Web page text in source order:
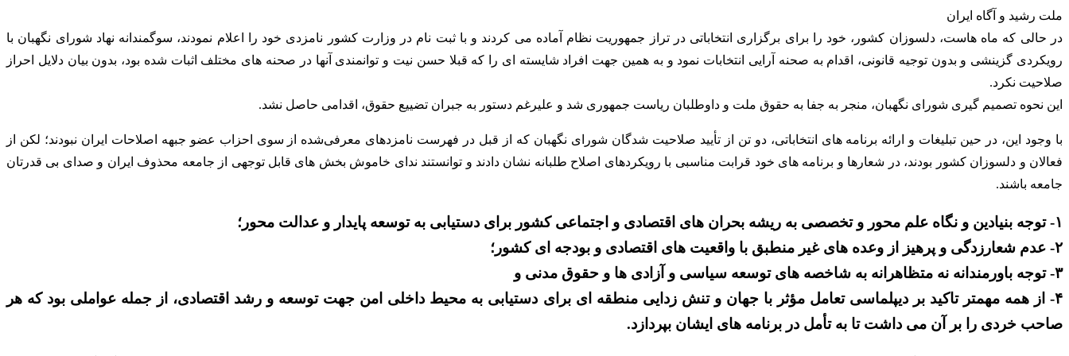
ملت رشید و آگاه ایران
در حالی که ماه هاست، دلسوزان کشور، خود را برای برگزاری انتخاباتی در تراز جمهوریت نظام آماده می کردند و با ثبت نام در وزارت کشور نامزدی خود را اعلام نمودند، سوگمندانه نهاد شورای نگهبان با
رویکردی گزینشی و بدون توجیه قانونی، اقدام به صحنه آرایی انتخابات نمود و به همین جهت افراد شایسته ای را که قبلا حسن نیت و توانمندی آنها در صحنه های مختلف اثبات شده بود، بدون بیان دلایل احراز
صلاحیت نکرد.
این نحوه تصمیم گیری شورای نگهبان، منجر به جفا به حقوق ملت و داوطلبان ریاست جمهوری شد و علیرغم دستور به جبران تضییع حقوق، اقدامی حاصل نشد.
با وجود این، در حین تبلیغات و ارائه برنامه های انتخاباتی، دو تن از تأیید صلاحیت شدگان شورای نگهبان که از قبل در فهرست نامزدهای معرفی‌شده از سوی احزاب عضو جبهه اصلاحات ایران نبودند؛ لکن از
فعالان و دلسوزان کشور بودند، در شعارها و برنامه های خود قرابت مناسبی با رویکردهای اصلاح طلبانه نشان دادند و توانستند ندای خاموش بخش های قابل توجهی از جامعه محذوف ایران و صدای بی قدرتان
جامعه باشند.
۱- توجه بنیادین و نگاه علم محور و تخصصی به ریشه بحران های اقتصادی و اجتماعی کشور برای دستیابی به توسعه پایدار و عدالت محور؛
۲- عدم شعارزدگی و پرهیز از وعده های غیر منطبق با واقعیت های اقتصادی و بودجه ای کشور؛
۳- توجه باورمندانه نه متظاهرانه به شاخصه های توسعه سیاسی و آزادی ها و حقوق مدنی و
۴- از همه مهمتر تاکید بر دیپلماسی تعامل مؤثر با جهان و تنش زدایی منطقه ای برای دستیابی به محیط داخلی امن جهت توسعه و رشد اقتصادی، از جمله عواملی بود که هر
صاحب خردی را بر آن می داشت تا به تأمل در برنامه های ایشان بپردازد.